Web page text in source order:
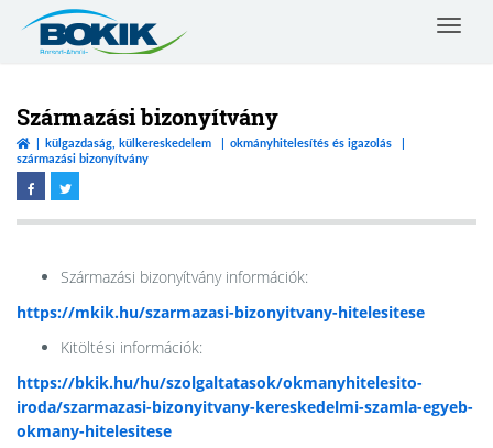
Zemplén
Vármegyei
Kereskedelmi
és
Iparkamara
Toggle
Származási bizonyítvány
külgazdaság, külkereskedelem
okmányhitelesítés és igazolás
származási bizonyítvány
Származási bizonyítvány információk:
https://mkik.hu/szarmazasi-bizonyitvany-hitelesitese
Kitöltési információk:
https://bkik.hu/hu/szolgaltatasok/okmanyhitelesito-
iroda/szarmazasi-bizonyitvany-kereskedelmi-szamla-egyeb-
okmany-hitelesitese